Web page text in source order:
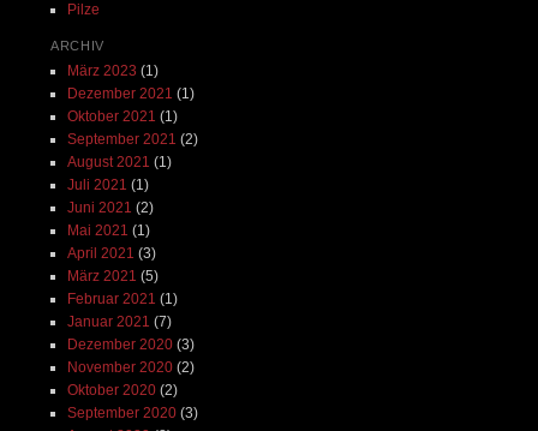
Pilze
ARCHIV
März 2023 (1)
Dezember 2021 (1)
Oktober 2021 (1)
September 2021 (2)
August 2021 (1)
Juli 2021 (1)
Juni 2021 (2)
Mai 2021 (1)
April 2021 (3)
März 2021 (5)
Februar 2021 (1)
Januar 2021 (7)
Dezember 2020(3)
November 2020(2)
Oktober 2020(2)
September 2020(3)